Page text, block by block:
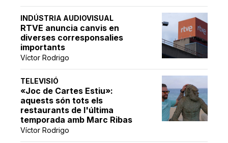
INDÚSTRIA AUDIOVISUAL
RTVE anuncia canvis en
diverses corresponsalies
importants
Víctor Rodrigo
TELEVISIÓ
«Joc de Cartes Estiu»:
aquests són tots els
restaurants de l'última
temporada amb Marc Ribas
Víctor Rodrigo